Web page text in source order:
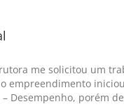
me solicitou um
empreendimento
Desempenho, porém